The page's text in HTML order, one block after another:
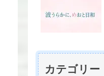
カテゴリー